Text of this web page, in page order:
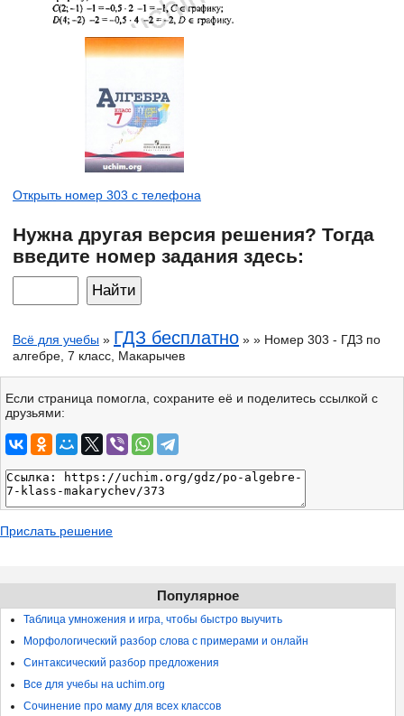
Открыть номер 303 с телефона
Нужна другая версия решения? Тогда
введите номер задания здесь:
Всё для учебы » ГДЗ бесплатно » » Номер 303 - ГДЗ по
алгебре, 7 класс, Макарычев
Если страница помогла, сохраните её и поделитесь ссылкой с
друзьями:
Прислать решение
Популярное
Таблица умножения и игра, чтобы быстро выучить
Морфологический разбор слова с примерами и онлайн
Синтаксический разбор предложения
Все для учебы на uchim.org
Сочинение про маму для всех классов